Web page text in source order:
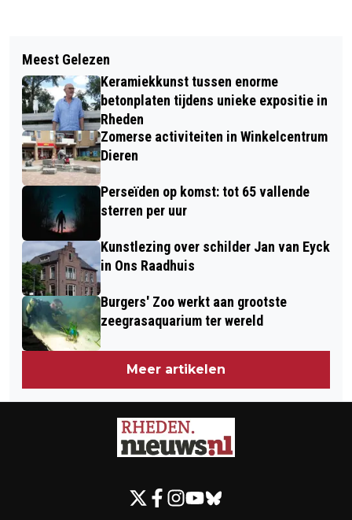
DUIK IN HET VERLEDEN: ONTDEK WAT
HET ARCHIEF VOOR JOU KAN
BETEKENEN
13E MUZIEKFESTIVAL ZOOM! BRENGT
KLASSIEKE MUZIEK NAAR
BIJZONDERE PLEKKEN IN DE
VELUWEZOOM
Meest Gelezen
Keramiekkunst tussen enorme
betonplaten tijdens unieke expositie in
Rheden
Zomerse activiteiten in Winkelcentrum
Dieren
Perseïden op komst: tot 65 vallende
sterren per uur
Kunstlezing over schilder Jan van Eyck
in Ons Raadhuis
Burgers' Zoo werkt aan grootste
zeegrasaquarium ter wereld
Meer artikelen